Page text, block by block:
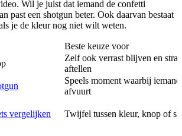
Wil je juist dat iemand de confetti
past een shotgun beter. Ook daarvan bestaat
je de kleur nog niet wilt weten.
Beste keuze voor
Zelf ook verrast blijven en strak
aftellen
Speels moment waarbij
afvuurt
vergelijken Twijfel tussen kleur, knop of